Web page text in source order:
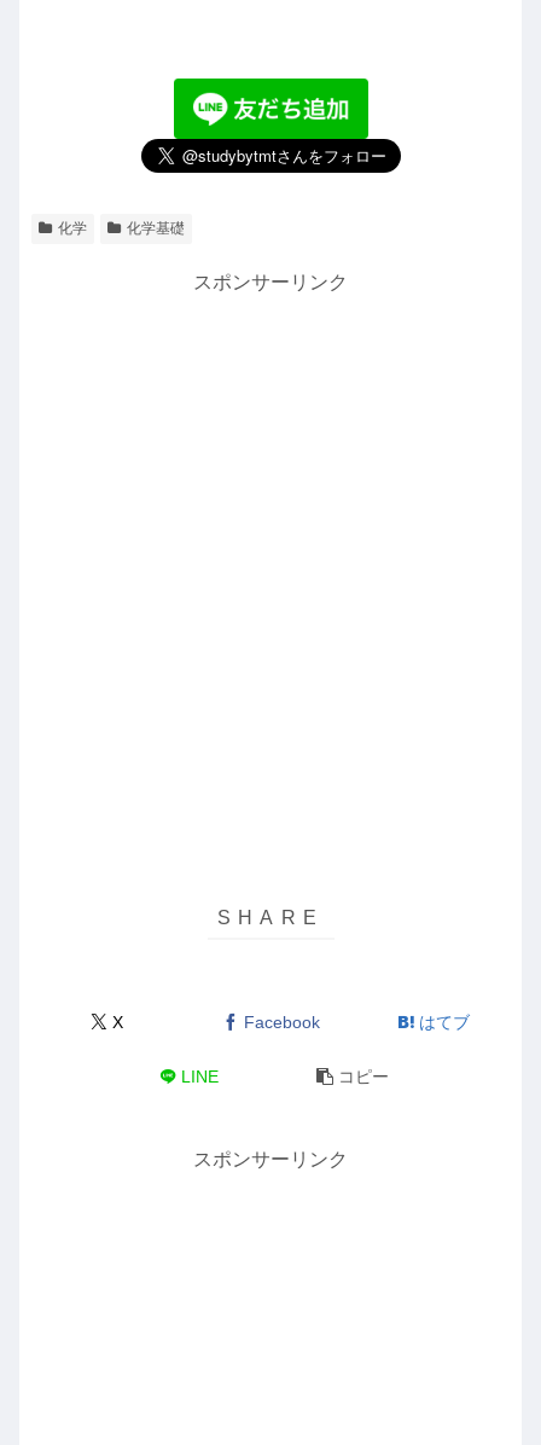
化学 化学基礎
スポンサーリンク
X Facebook はてブ
LINE コピー
スポンサーリンク